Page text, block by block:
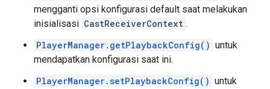
mengganti opsi konfigurasi default saat melakukan
inisialisasi CastReceiverContext .
PlayerManager.getPlaybackConfig() untuk
mendapatkan konfigurasi saat ini.
PlayerManager.setPlaybackConfig() untuk